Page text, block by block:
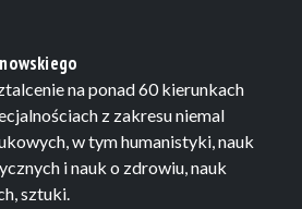
na ponad 60 kierunkach
z zakresu niemal
w tym humanistyki, nauk
i nauk o zdrowiu, nauk
sztuki.